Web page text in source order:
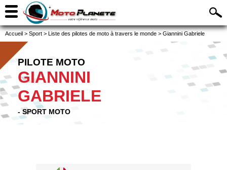
Accueil > Sport > Liste des pilotes de moto à travers le monde > Giannini Gabriele
PILOTE MOTO
GIANNINI
GABRIELE
- SPORT MOTO